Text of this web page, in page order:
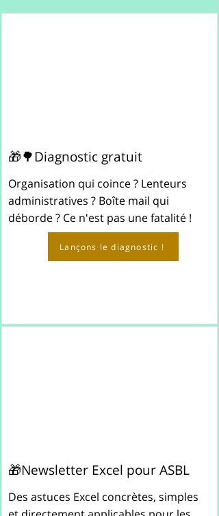
🎁🌳Diagnostic gratuit
Organisation qui coince ? Lenteurs
administratives ? Boîte mail qui
déborde ? Ce n'est pas une fatalité !
Lançons le diagnostic !
🎁Newsletter Excel pour ASBL
Des astuces Excel concrètes, simples